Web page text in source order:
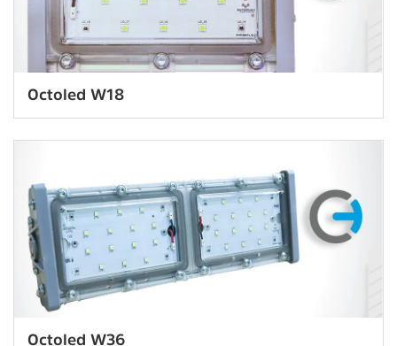
Octoled W18
Octoled W36